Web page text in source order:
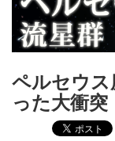
ペルセウス
った大衝突